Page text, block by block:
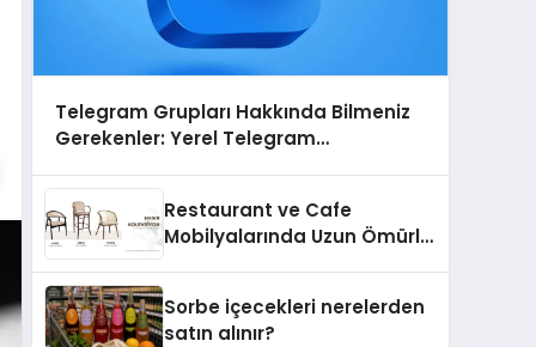
Telegram Grupları Hakkında Bilmeniz
Gerekenler: Yerel Telegram
Ulaşın
Restaurant ve Cafe
Mobilyalarında Uzun Ömürlü
Sorbe içecekleri nerelerden
satın alınır?